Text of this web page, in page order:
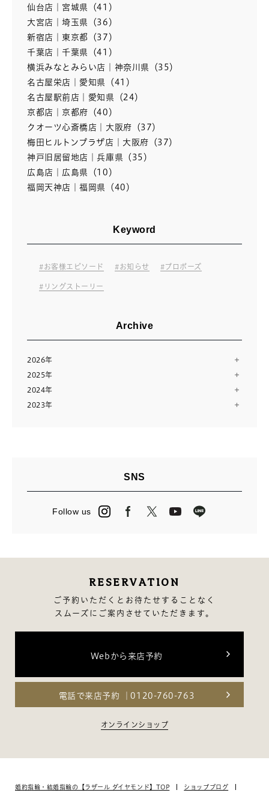
仙台店｜宮城県（41）
大宮店｜埼玉県（36）
新宿店｜東京都（37）
千葉店｜千葉県（41）
横浜みなとみらい店｜神奈川県（35）
名古屋栄店｜愛知県（41）
名古屋駅前店｜愛知県（24）
京都店｜京都府（40）
クオーツ心斎橋店｜大阪府（37）
梅田ヒルトンプラザ店｜大阪府（37）
神戸旧居留地店｜兵庫県（35）
広島店｜広島県（10）
福岡天神店｜福岡県（40）
Keyword
お客様エピソード お知らせ プロポーズ
リングストーリー
Archive
2026年
8月（2）
7月（10）
6月（11）
2025年
12月（13）
11月（12）
2024年
12月（13）
2023年
SNS
Follow us
RESERVATION
ご予約いただくとお待たせすることなく
スムーズにご案内させていただきます。
Webから来店予約
電話で来店予約 0120-760-763
オンラインショップ
婚約指輪・結婚指輪の【ラザール ダイヤモンド】TOP
ショップブログ